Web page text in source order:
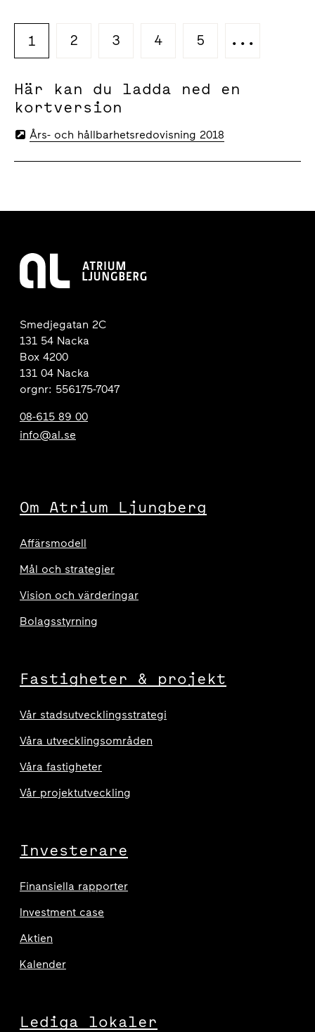
1 2 3 4 5 ...
Här kan du ladda ned en
kortversion
Års- och hållbarhetsredovisning 2018
Smedjegatan 2C
131 54 Nacka
Box 4200
131 04 Nacka
orgnr: 556175-7047
08-615 89 00
info@al.se
Om Atrium Ljungberg
Affärsmodell
Mål och strategier
Vision och värderingar
Bolagsstyrning
Fastigheter & projekt
Vår stadsutvecklingsstrategi
Våra utvecklingsområden
Våra fastigheter
Vår projektutveckling
Investerare
Finansiella rapporter
Investment case
Aktien
Kalender
Lediga lokaler